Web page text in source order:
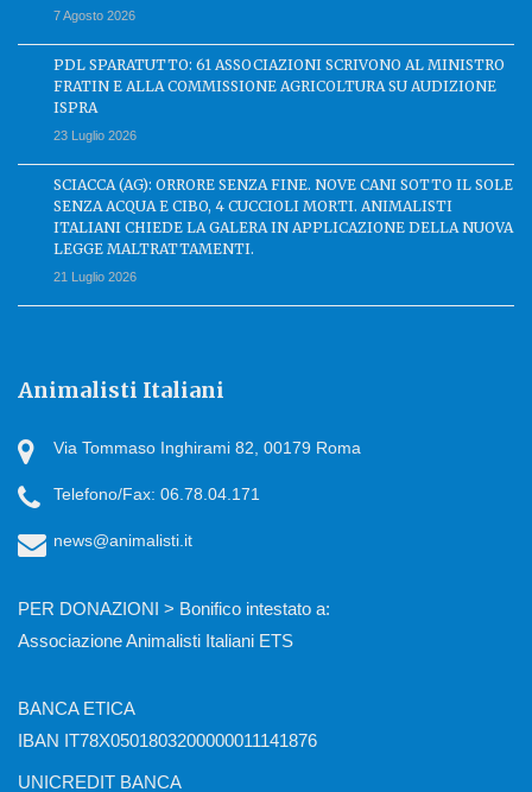
7 Agosto 2026
PDL SPARATUTTO: 61 ASSOCIAZIONI SCRIVONO AL MINISTRO
FRATIN E ALLA COMMISSIONE AGRICOLTURA SU AUDIZIONE
ISPRA
23 Luglio 2026
SCIACCA (AG): ORRORE SENZA FINE. NOVE CANI SOTTO IL SOLE
SENZA ACQUA E CIBO, 4 CUCCIOLI MORTI. ANIMALISTI
ITALIANI CHIEDE LA GALERA IN APPLICAZIONE DELLA NUOVA
LEGGE MALTRATTAMENTI.
21 Luglio 2026
Animalisti Italiani
Via Tommaso Inghirami 82, 00179 Roma
Telefono/Fax: 06.78.04.171
news@animalisti.it
PER DONAZIONI > Bonifico intestato a:
Associazione Animalisti Italiani ETS
BANCA ETICA
IBAN IT78X0501803200000011141876
UNICREDIT BANCA